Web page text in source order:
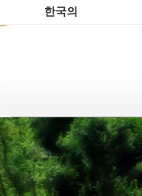
한국의